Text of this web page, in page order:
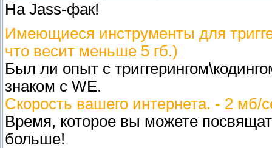
На Jass-фак!
Имеющиеся инструменты для
что весит меньше 5 гб.)
Был ли опыт с
знаком с WE.
Скорость вашего интернета. - 2 мб/
Время, которое вы можете
больше!